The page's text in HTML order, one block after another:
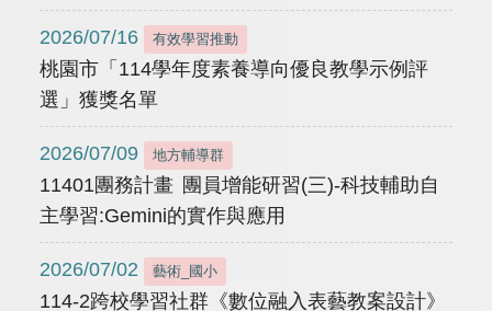
2026/07/16 有效學習推動
桃園市「114學年度素養導向優良教學示例評
選」獲獎名單
2026/07/09 地方輔導群
11401團務計畫 團員增能研習(三)-科技輔助自
主學習:Gemini的實作與應用
2026/07/02 藝術_國小
114-2跨校學習社群《數位融入表藝教案設計》